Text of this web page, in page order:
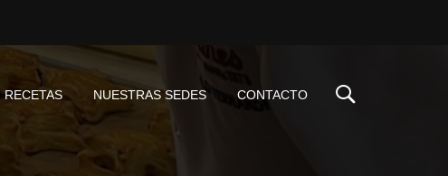
RECETAS NUESTRAS SEDES CONTACTO